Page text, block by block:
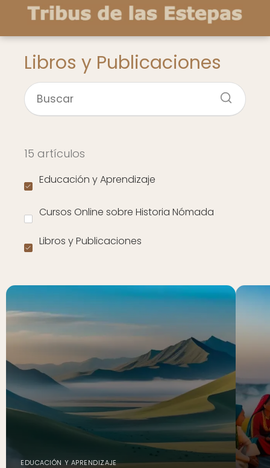
Libros y Publicaciones
15 artículos
Educación y Aprendizaje
Cursos Online sobre Historia Nómada
Libros y Publicaciones
EDUCACIÓN Y APRENDIZAJE